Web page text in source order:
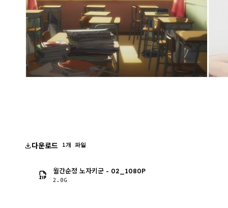
다운로드 1개 파일
월간순정 노자키군 - 02_1080P
2.0G